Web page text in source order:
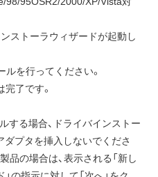
ストーラウィザードが起動し
ルを行ってください。
了です。
る場合、ドライバインストー
プタを挿入しないでくださ
品の場合は、表示される「新し